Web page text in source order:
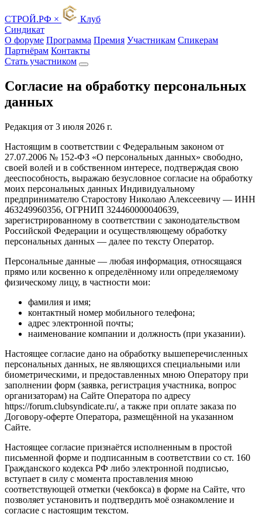
СТРОЙ.РФ ×
Клуб
Синдикат
О форуме Программа Премия Участникам Спикерам
Партнёрам Контакты
Стать участником
Согласие на обработку персональных
данных
Редакция от 3 июля 2026 г.
Настоящим в соответствии с Федеральным законом от
27.07.2006 № 152-ФЗ «О персональных данных» свободно,
своей волей и в собственном интересе, подтверждая свою
дееспособность, выражаю безусловное согласие на обработку
моих персональных данных Индивидуальному
предпринимателю Старостову Николаю Алексеевичу — ИНН
463249960356, ОГРНИП 324460000040639,
зарегистрированному в соответствии с законодательством
Российской Федерации и осуществляющему обработку
персональных данных — далее по тексту Оператор.
Персональные данные — любая информация, относящаяся
прямо или косвенно к определённому или определяемому
физическому лицу, в частности мои:
фамилия и имя;
контактный номер мобильного телефона;
адрес электронной почты;
наименование компании и должность (при указании).
Настоящее согласие дано на обработку вышеперечисленных
персональных данных, не являющихся специальными или
биометрическими, и предоставленных мною Оператору при
заполнении форм (заявка, регистрация участника, вопрос
организаторам) на Сайте Оператора по адресу
https://forum.clubsyndicate.ru/, а также при оплате заказа по
Договору-оферте Оператора, размещённой на указанном
Сайте.
Настоящее согласие признаётся исполненным в простой
письменной форме и подписанным в соответствии со ст. 160
Гражданского кодекса РФ либо электронной подписью,
вступает в силу с момента проставления мною
соответствующей отметки (чекбокса) в форме на Сайте, что
позволяет установить и подтвердить моё ознакомление и
согласие с настоящим текстом.